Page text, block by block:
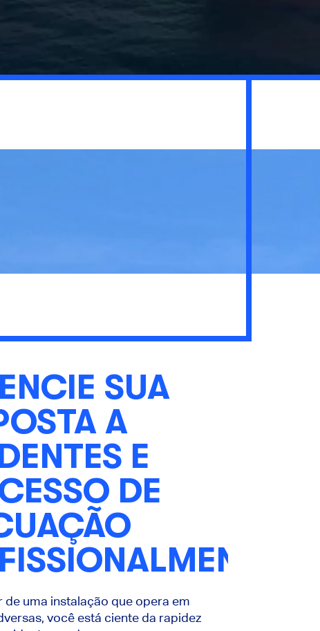
SUA
A
E
DE
de uma instalação que opera em
você está ciente da rapidez